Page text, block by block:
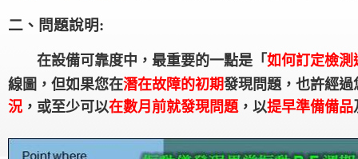
二 、 問題說明:
在設備可靠度中，最重要的一點是「 如何訂定檢測
線圖，但如果您在潛在故障的初期發現問題，也許經過
況 ，或至少可以在數月前就發現問題，以提早準備備品